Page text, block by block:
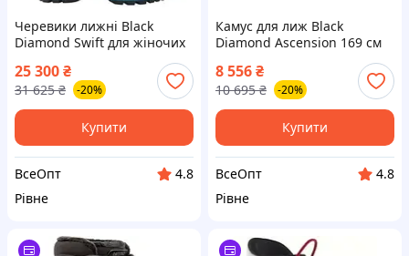
Черевики лижні Black
Diamond Swift для жіночих
25 300₴
31 625 ₴ -20%
Купити
ВсеОпт
4.8
Рівне
Камус для лиж Black
Diamond Ascension 169 см
8 556₴
10 695 ₴ -20%
Купити
ВсеОпт
4.8
Рівне